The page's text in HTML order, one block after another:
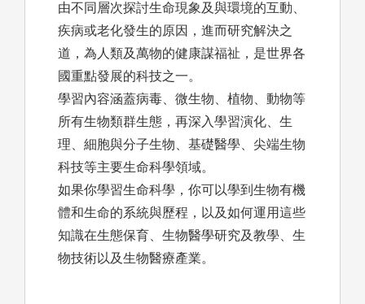
由不同層次探討生命現象及與環境的互動、
疾病或老化發生的原因，進而研究解決之
道，為人類及萬物的健康謀福祉，是世界各
國重點發展的科技之一。
學習內容涵蓋病毒、微生物、植物、動物等
所有生物類群生態，再深入學習演化、生
理、細胞與分子生物、基礎醫學、尖端生物
科技等主要生命科學領域。
如果你學習生命科學，你可以學到生物有機
體和生命的系統與歷程，以及如何運用這些
知識在生態保育、生物醫學研究及教學、生
物技術以及生物醫療產業。